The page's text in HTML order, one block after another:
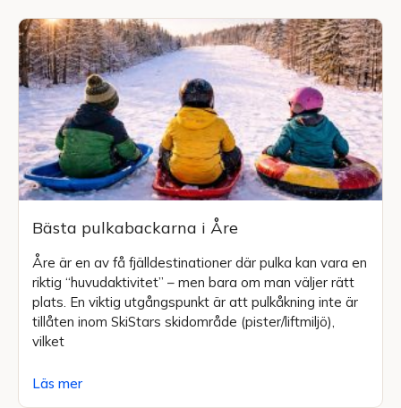
Bästa pulkabackarna i Åre
Åre är en av få fjälldestinationer där pulka kan vara en
riktig “huvudaktivitet” – men bara om man väljer rätt
plats. En viktig utgångspunkt är att pulkåkning inte är
tillåten inom SkiStars skidområde (pister/liftmiljö),
vilket
Läs mer